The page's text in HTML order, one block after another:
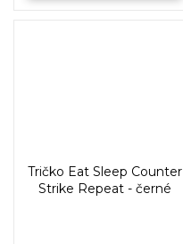
Tričko Eat Sleep Counter
Strike Repeat - černé